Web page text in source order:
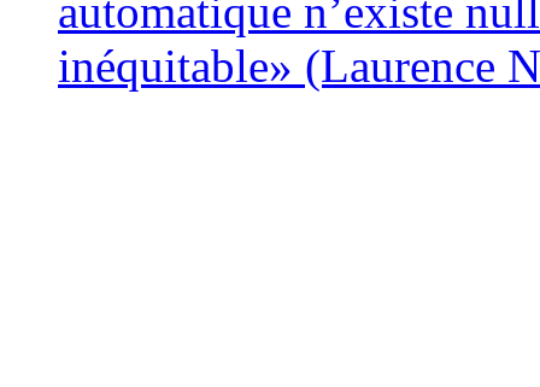
automatique n’existe
inéquitable» (Laurence